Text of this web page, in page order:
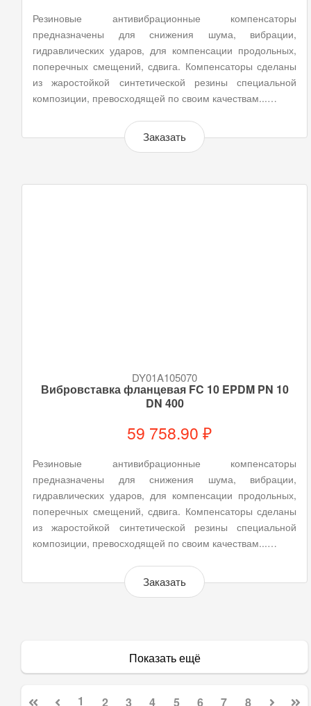
Резиновые антивибрационные компенсаторы
предназначены для снижения шума, вибрации,
гидравлических ударов, для компенсации продольных,
поперечных смещений, сдвига. Компенсаторы сделаны
из жаростойкой синтетической резины специальной
композиции, превосходящей по своим качествам...…
Заказать
DY01A105070
Вибровставка фланцевая FC 10 EPDM PN 10
DN 400
59 758.90 ₽
Резиновые антивибрационные компенсаторы
предназначены для снижения шума, вибрации,
гидравлических ударов, для компенсации продольных,
поперечных смещений, сдвига. Компенсаторы сделаны
из жаростойкой синтетической резины специальной
композиции, превосходящей по своим качествам...…
Заказать
Показать ещё
1 2 3 4 5 6 7 8